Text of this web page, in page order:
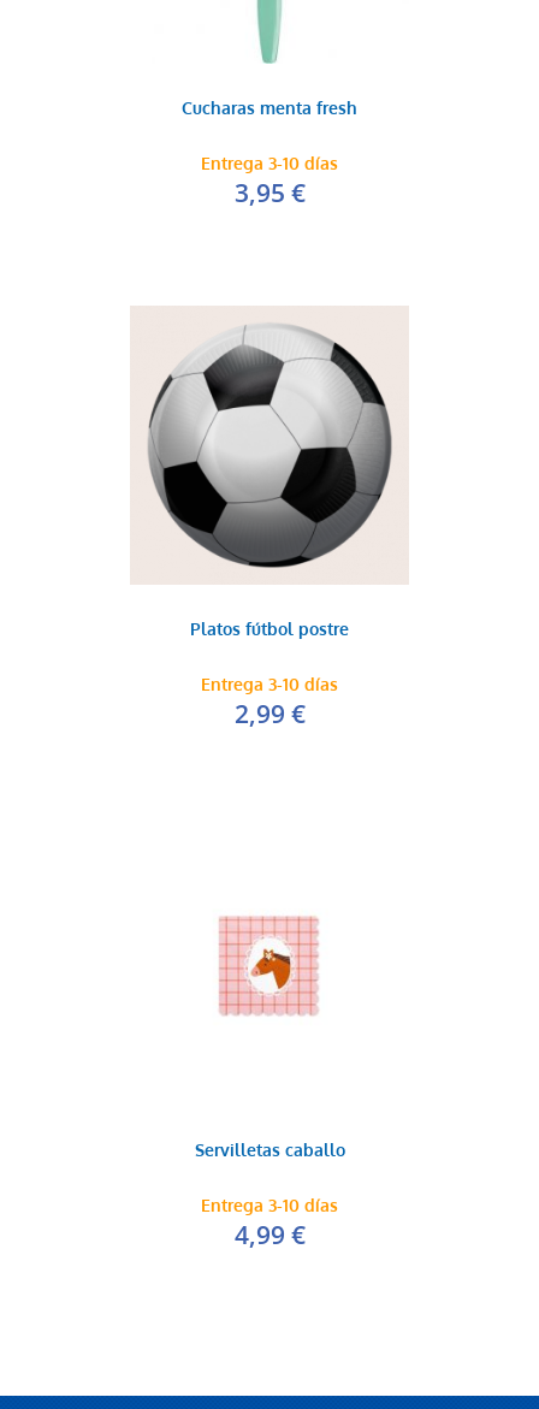
Cucharas menta fresh
Entrega 3-10 días
3,95 €
Platos fútbol postre
Entrega 3-10 días
2,99 €
Servilletas caballo
Entrega 3-10 días
4,99 €